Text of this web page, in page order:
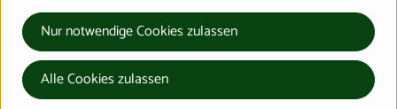
Herkunft
Hersteller: Bingenheimer Saatgut AG
Nur notwendige Cookies zulassen
Alle Cookies zulassen